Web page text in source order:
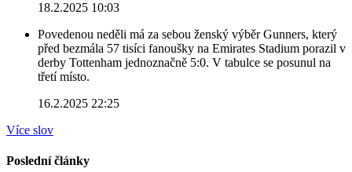
18.2.2025 10:03
Povedenou neděli má za sebou ženský výběr Gunners, který
před bezmála 57 tisíci fanoušky na Emirates Stadium porazil v
derby Tottenham jednoznačně 5:0. V tabulce se posunul na
třetí místo.
16.2.2025 22:25
Více slov
Poslední články